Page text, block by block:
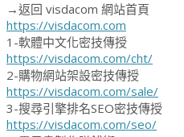
→返回 visdacom 網站首頁
https://visdacom.com
1-軟體中文化密技傳授
https://visdacom.com/cht/
2-購物網站架設密技傳授
https://visdacom.com/sale/
3-搜尋引擎排名SEO密技傳授
https://visdacom.com/seo/